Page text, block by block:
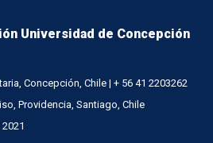
Universidad de Concepción
Concepción, Chile | + 56 41 2203262
Providencia, Santiago, Chile
2021